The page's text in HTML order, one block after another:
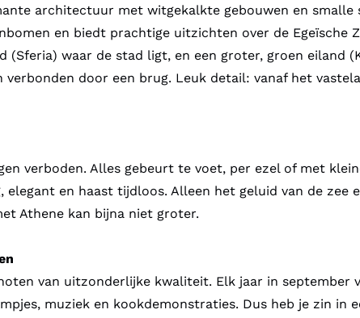
architectuur met witgekalkte gebouwen en smalle
en biedt prachtige uitzichten over de Egeïsche
(Sferia) waar de stad ligt, en een groter, groen eiland
door een brug. Leuk detail: vanaf het
verboden. Alles gebeurt te voet, per ezel of met
en haast tijdloos. Alleen het geluid van de zee
Athene kan bijna niet groter.
van uitzonderlijke kwaliteit. Elk jaar in september
muziek en kookdemonstraties. Dus heb je zin in